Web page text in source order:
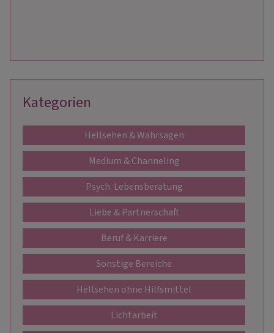
Kategorien
Hellsehen & Wahrsagen
Medium & Channeling
Psych. Lebensberatung
Liebe & Partnerschaft
Beruf & Karriere
Sonstige Bereiche
Hellsehen ohne Hilfsmittel
Lichtarbeit